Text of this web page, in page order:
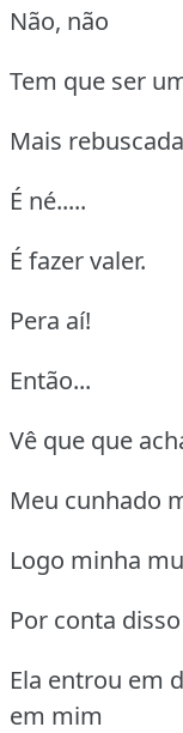
Não, não
Tem que ser
Mais
É né.....
É fazer valer.
Pera aí!
Então...
Vê que que
Meu cunhado
Logo minha
Por conta disso
Ela entrou em
em mim